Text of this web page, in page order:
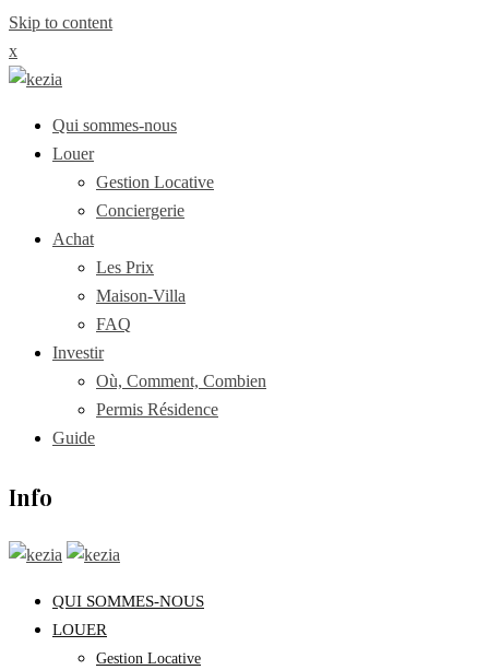
Skip to content
x
Qui sommes-nous
Louer
Gestion Locative
Conciergerie
Achat
Les Prix
Maison-Villa
FAQ
Investir
Où, Comment, Combien
Permis Résidence
Guide
Info
QUI SOMMES-NOUS
LOUER
Gestion Locative